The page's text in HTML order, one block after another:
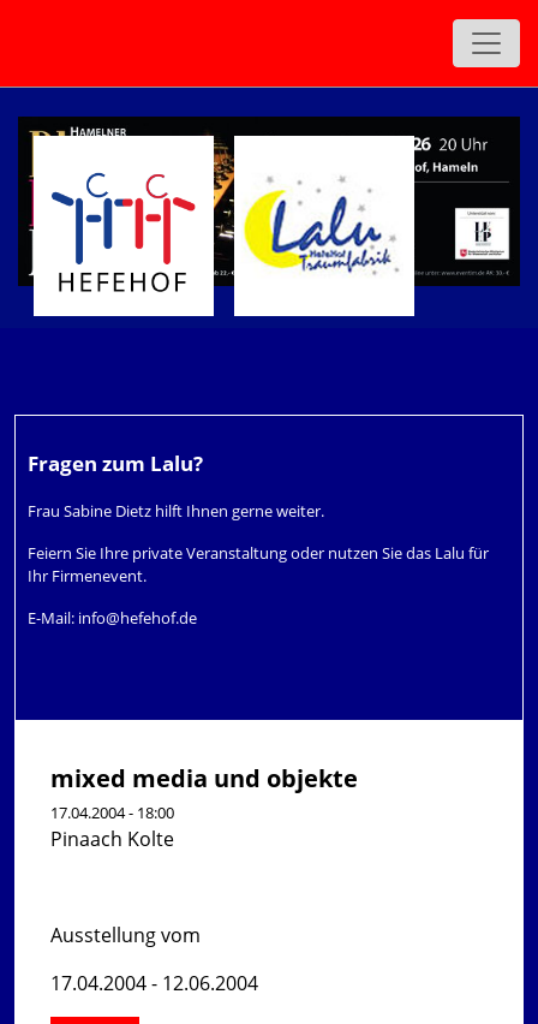
Fragen zum Lalu?
Frau Sabine Dietz hilft Ihnen gerne weiter.
Feiern Sie Ihre private Veranstaltung oder nutzen Sie das Lalu für
Ihr Firmenevent.
E-Mail: info@hefehof.de
mixed media und objekte
17.04.2004 - 18:00
Pinaach Kolte
Ausstellung vom
17.04.2004 - 12.06.2004